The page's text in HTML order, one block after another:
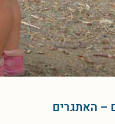
– האתגרים